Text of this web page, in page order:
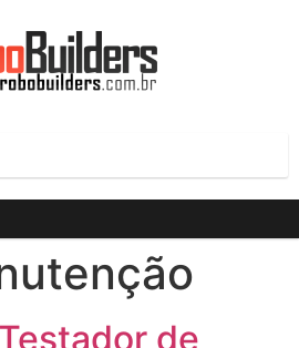
de